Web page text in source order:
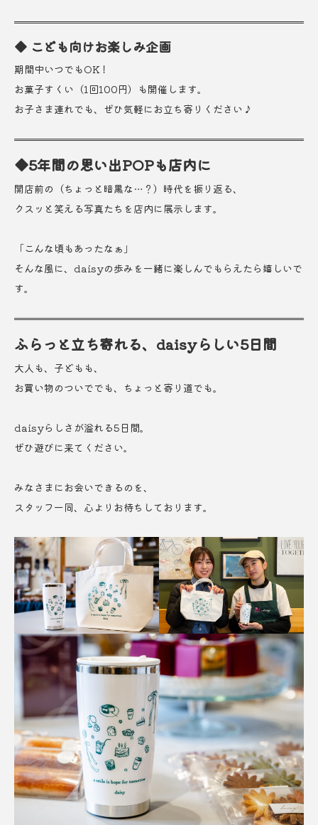
◆ こども向けお楽しみ企画
期間中いつでもOK！
お菓子すくい（1回100円）も開催します。
お子さま連れでも、ぜひ気軽にお立ち寄りください♪
◆5年間の思い出POPも店内に
開店前の（ちょっと暗黒な…？）時代を振り返る、
クスッと笑える写真たちを店内に展示します。
「こんな頃もあったなぁ」
そんな風に、daisyの歩みを一緒に楽しんでもらえたら嬉しいで
す。
ふらっと立ち寄れる、daisyらしい5日間
大人も、子どもも、
お買い物のついででも、ちょっと寄り道でも。
daisyらしさが溢れる5日間。
ぜひ遊びに来てください。
みなさまにお会いできるのを、
スタッフ一同、心よりお待ちしております。